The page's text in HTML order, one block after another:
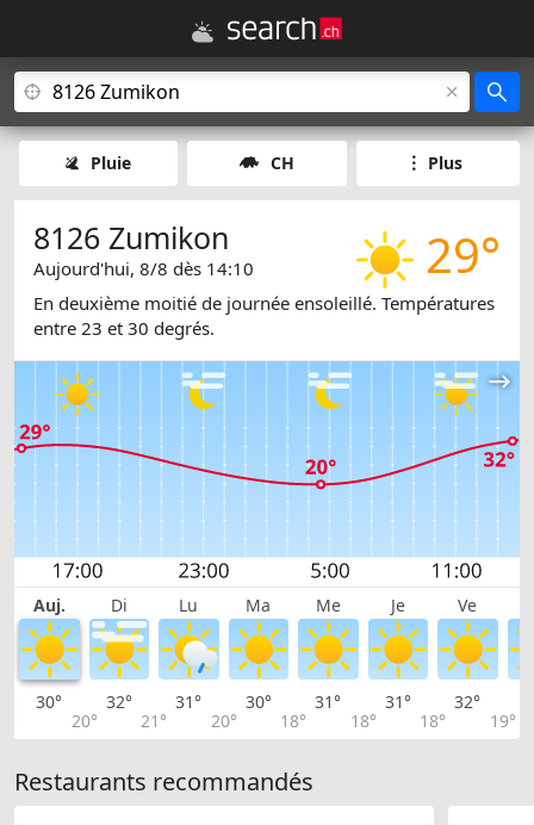
Pluie CH Plus
29°
8126 Zumikon
Aujourd'hui, 8/8 dès 14:10
En deuxième moitié de journée ensoleillé. Températures
entre 23 et 30 degrés.
Auj. Di Lu Ma Me Je Ve
30°
20°
32°
21°
31°
20°
30°
18°
31°
18°
31°
18°
32°
19°
Restaurants recommandés